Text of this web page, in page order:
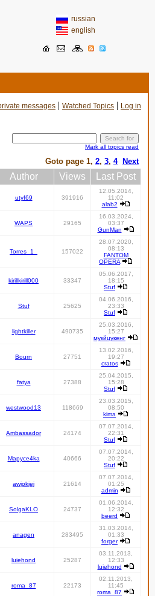
russian
english
messages | Watched Topics | Log in
Mark all topics read
Goto page 1, 2, 3, 4 Next
Author Views Last Post
utyf69 391916
12.05.2014,
11:02
alab2
WAPS 29165
16.03.2024,
03:37
GunMan
Torres_1_ 157022
28.07.2020,
08:13
FANTOM
OPERA
kirillkirill000 33347
05.06.2017,
18:15
Stuf
Stuf 25625
04.06.2016,
23:33
Stuf
lightkiller 490735
25.03.2016,
15:27
мукйцукенг
Bourn 27751
13.02.2016,
19:27
cratos
fatya 27388
25.04.2015,
15:28
Stuf
westwood13 118669
23.03.2015,
08:50
kima
Ambassador 24174
07.07.2014,
22:31
Stuf
Mapyce4ka 40666
07.07.2014,
20:22
Stuf
awjokjej 21614
07.07.2014,
01:25
admin
SolgaKLO 24737
01.06.2014,
12:32
beerd
anagen 283495
31.03.2014,
01:33
forger
luiehond 25287
03.11.2013,
12:33
luiehond
roma_87 22173
02.11.2013,
11:45
roma_87